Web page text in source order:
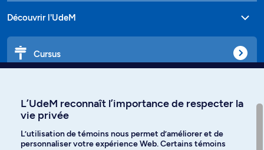
Découvrir l'UdeM
Cursus
Langues
L’UdeM reconnaît l’importance de respecter la
vie privée
L’utilisation de témoins nous permet d’améliorer et de
personnaliser votre expérience Web. Certains témoins